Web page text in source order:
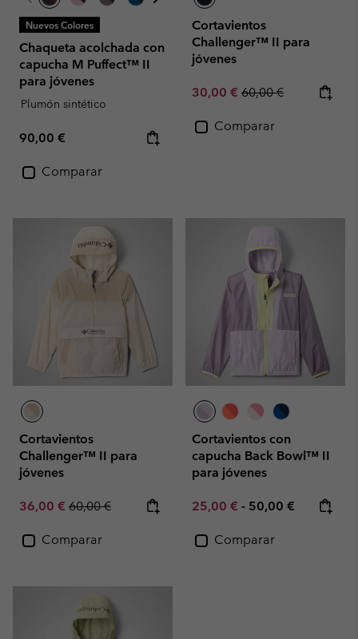
Nuevos Colores
Chaqueta acolchada con
capucha M Puffect™ II
para jóvenes
Plumón sintético
Regular price:
90,00 €
Comparar
Cortavientos
Challenger™ II para
jóvenes
Sale price:
30,00 € Regular price:
60,00 €
Comparar
Cortavientos
Challenger™ II para
jóvenes
Sale price:
36,00 € Regular price:
60,00 €
Comparar
Cortavientos con
capucha Back Bowl™ II
para jóvenes
Minimum sale price:
25,00 € - Maximum price:
50,00 €
Comparar